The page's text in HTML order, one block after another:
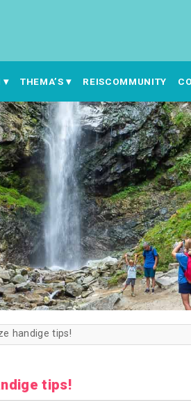
THEMA’S REISCOMMUNITY
handige tips!
tips!